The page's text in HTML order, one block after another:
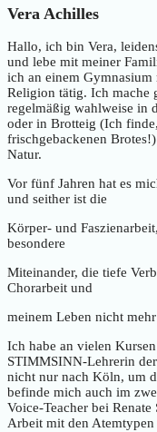
Vera Achilles
Hallo, ich bin Vera,
und lebe mit meiner
ich an einem
Religion tätig. Ich mache
regelmäßig wahlweise in
oder in Brotteig (Ich
frischgebackenen
Natur.
Vor fünf Jahren hat es
und seither ist die
Körper- und
besondere
Miteinander, die tiefe
Chorarbeit und
meinem Leben nicht
Ich habe an vielen
STIMMSINN-Lehrerin
nicht nur nach Köln, um
befinde mich auch im
Voice-Teacher bei
Arbeit mit den Atemtypen